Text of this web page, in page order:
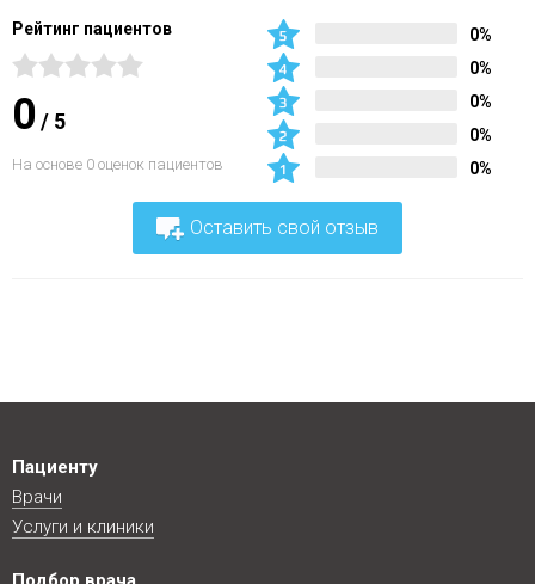
Рейтинг пациентов
0 / 5
На основе 0 оценок пациентов
0%
0%
0%
0%
0%
Оставить свой отзыв
Пациенту
Врачи
Услуги и клиники